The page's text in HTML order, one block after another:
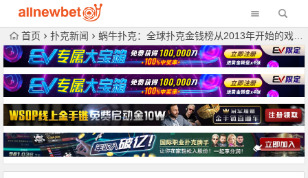
首页 扑克新闻 蜗牛扑克：全球扑克金钱榜从2013年开始的戏剧变化